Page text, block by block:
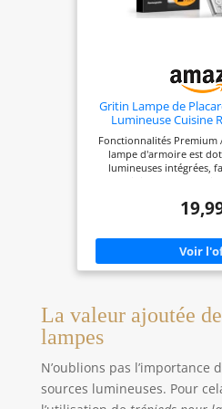
Gritin Lampe de
Lumineuse Cuisine
Fonctionnalités Premium
lampe d'armoire est
lumineuses intégrées,
détecteur de mouvement,
de 3 m/10 pieds. S'éteint
20s d'inactivité, vous
actionner l'interrupteur.
Couleur & 5 Niveaux de
(3000K) pour un confort
pour un éclairage de
(4500K) pour une utilisation
bouton de luminosité
luminosité et créer une
Niveaux de luminosité:
Un appui long permet
La valeur ajoutée
lampes
N’oublions pas l’importance
sources lumineuses. Pour